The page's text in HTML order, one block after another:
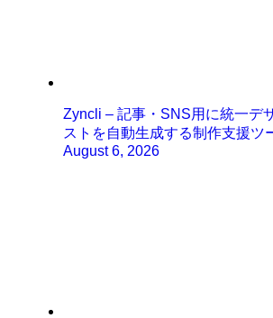
Zyncli – 記事・SNS用に統一デ
ストを自動生成する制作支援ツ
August 6, 2026